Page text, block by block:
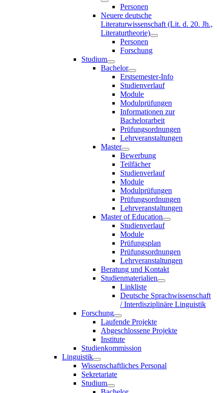
Personen
Neuere deutsche
Literaturwissenschaft (Lit. d. 20. Jh.,
Literaturtheorie)
Personen
Forschung
Studium
Bachelor
Erstsemester-Info
Studienverlauf
Module
Modulprüfungen
Informationen zur
Bachelorarbeit
Prüfungsordnungen
Lehrveranstaltungen
Master
Bewerbung
Teilfächer
Studienverlauf
Module
Modulprüfungen
Prüfungsordnungen
Lehrveranstaltungen
Master of Education
Studienverlauf
Module
Prüfungsplan
Prüfungsordnungen
Lehrveranstaltungen
Beratung und Kontakt
Studienmaterialien
Linkliste
Deutsche Sprachwissenschaft
/ Interdisziplinäre Linguistik
Forschung
Laufende Projekte
Abgeschlossene Projekte
Institute
Studienkommission
Linguistik
Wissenschaftliches Personal
Sekretariate
Studium